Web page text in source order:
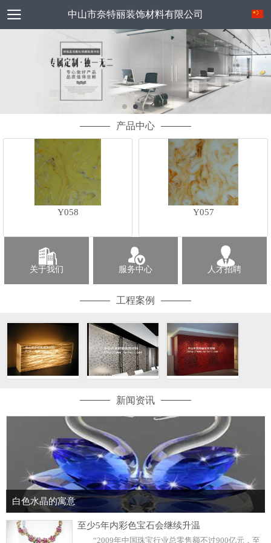
中山市奈特丽装饰材料有限公司
产品中心
Y058 Y057
关于我们 服务中心 人才招聘
工程案例
新闻资讯
白色水晶的寓意
至少5年内彩色宝石会继续升温
“2009年中国珠宝行业总零售额不过900亿元，至